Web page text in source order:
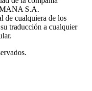
S.A.
de cualquiera de los
traducción a cualquier